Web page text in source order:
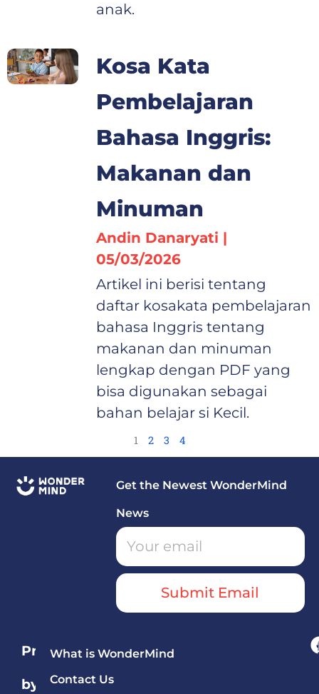
anak.
Kosa Kata
Pembelajaran
Bahasa Inggris:
Makanan dan
Minuman
Andin Danaryati
05/03/2026
Artikel ini berisi tentang
daftar kosakata pembelajaran
bahasa Inggris tentang
makanan dan minuman
lengkap dengan PDF yang
bisa digunakan sebagai
bahan belajar si Kecil.
1 2 3 4
Get the Newest WonderMind
News
Submit Email
Programs
by
What is WonderMind
Contact Us